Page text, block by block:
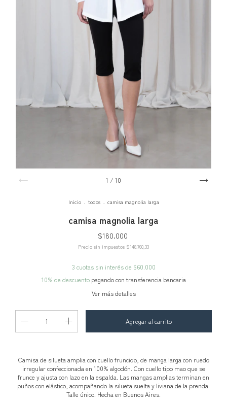
1 / 10
Inicio . todos . camisa magnolia larga
camisa magnolia larga
$180.000
Precio sin impuestos $148.760,33
3 cuotas sin interés de $60.000
10% de descuentopagando con transferencia bancaria
Ver más detalles
Camisa de silueta amplia con cuello fruncido, de manga larga con ruedo
irregular confeccionada en 100% algodón. Con cuello tipo mao que se
frunce y ajusta con lazo en la espalda. Las mangas amplias terminan en
puños con elástico, acompañando la silueta suelta y liviana de la prenda.
Talle único. Hecha en Buenos Aires.